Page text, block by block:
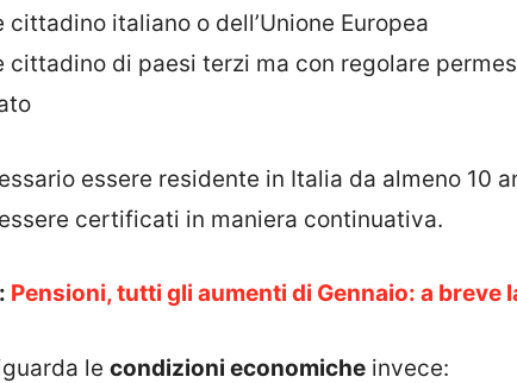
cittadino italiano o dell’Unione Europea
cittadino di paesi terzi ma con regolare
essere residente in Italia da almeno 10
certificati in maniera continuativa.
Pensioni, tutti gli aumenti di Gennaio: a breve
le condizioni economiche invece: